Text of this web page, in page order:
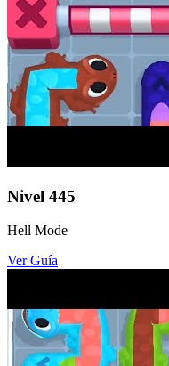
Nivel 445
Hell Mode
Ver Guía